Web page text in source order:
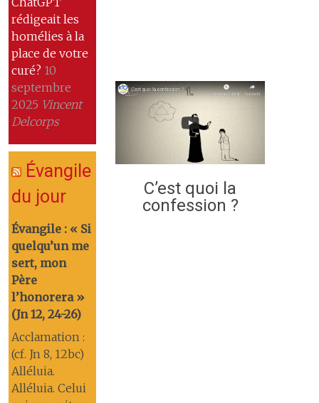
rédigeait les
homélies à la
place de votre
curé? 10
septembre
2025 Vincent
Delcorps
Évangile
du jour
Évangile : « Si
quelqu’un me
sert, mon
Père
l’honorera »
(Jn 12, 24-26)
Acclamation :
(cf. Jn 8, 12bc)
Alléluia.
Alléluia. Celui
C’est quoi la
confession ?